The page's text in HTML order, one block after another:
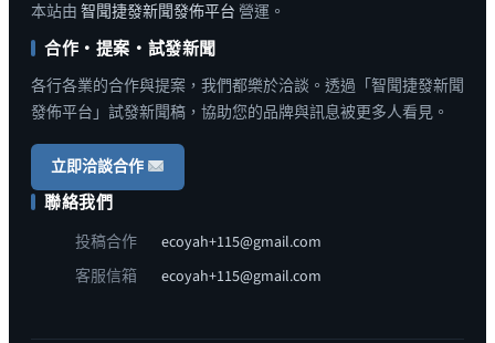
本站由 智聞捷發新聞發佈平台 營運。
合作・提案・試發新聞
各行各業的合作與提案，我們都樂於洽談。透過「智聞捷發新聞
發佈平台」試發新聞稿，協助您的品牌與訊息被更多人看見。
立即洽談合作
聯絡我們
投稿合作
ecoyah+115@gmail.com
客服信箱
ecoyah+115@gmail.com